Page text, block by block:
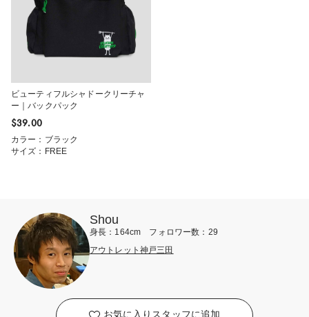
ビューティフルシャドークリーチャ
ー｜バックパック
$‌39.00
カラー：ブラック
サイズ：FREE
Shou
身長：164cm フォロワー数：29
アウトレット神戸三田
お気に入りスタッフに追加